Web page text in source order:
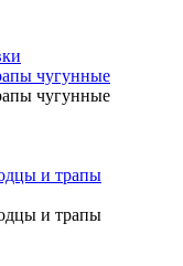
чугунные
чугунные
и трапы
и трапы